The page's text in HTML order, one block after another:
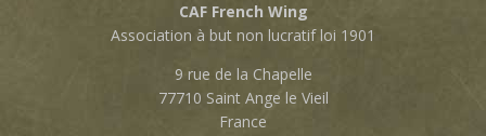
CAF French Wing
Association à but non lucratif loi 1901
9 rue de la Chapelle
77710 Saint Ange le Vieil
France